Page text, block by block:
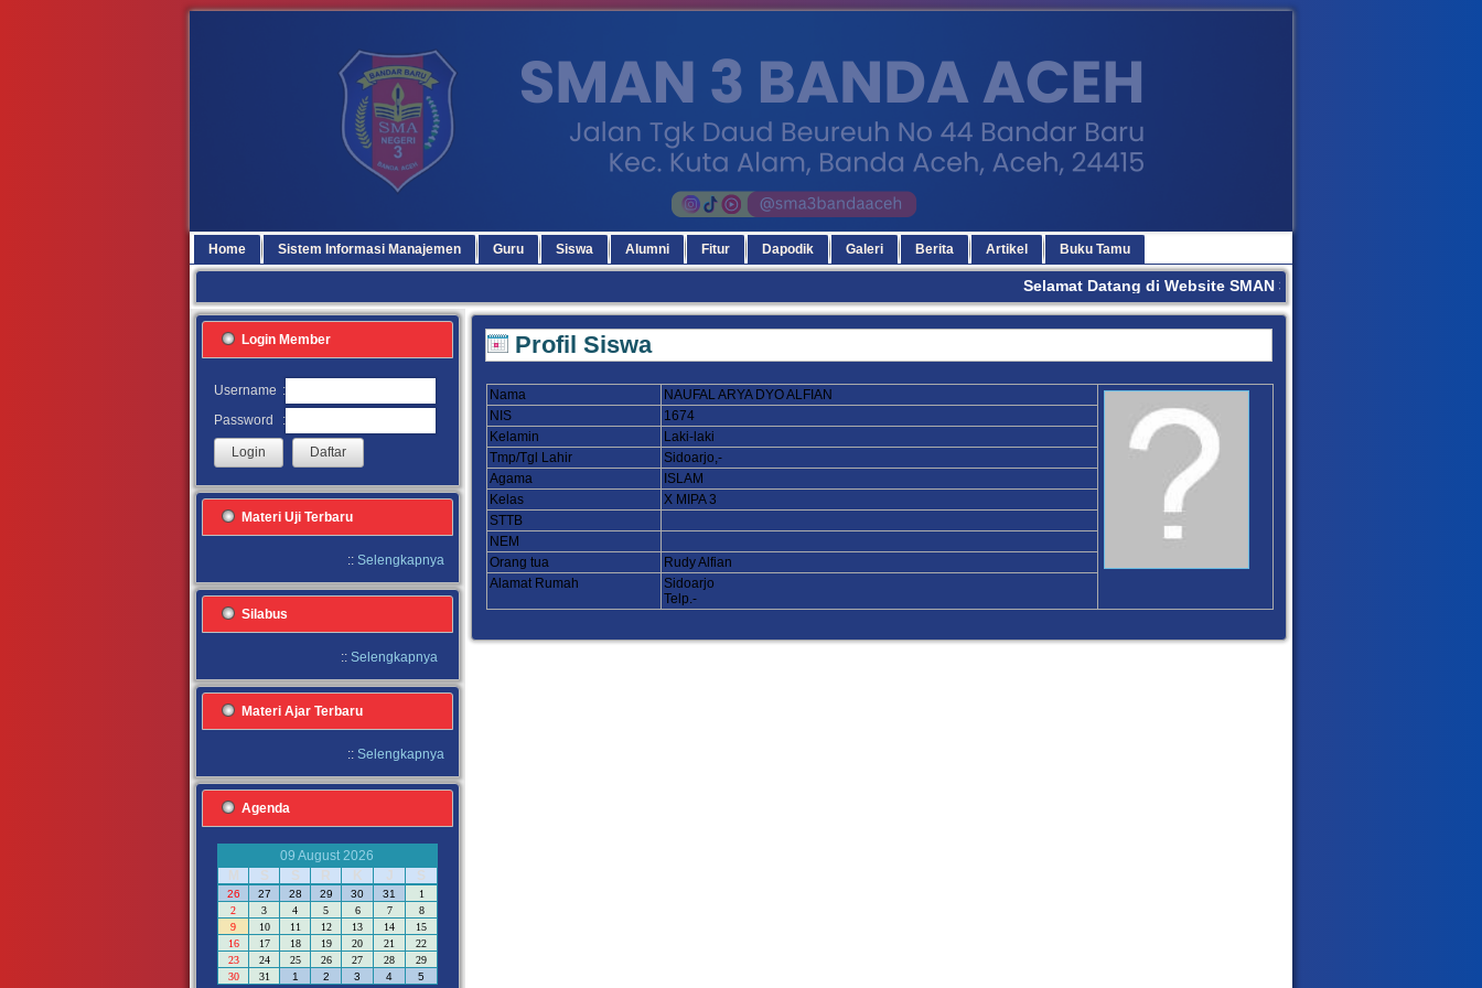
Home Sistem Informasi Manajemen Guru Siswa Alumni Fitur Dapodik Galeri Berita Artikel Buku Tamu
Selamat Datang di Website SMAN 3 BANDA ACEH. Terima
Login Member
Username :
Password
:
Materi Uji Terbaru
:: Selengkapnya
Silabus
:: Selengkapnya
Materi Ajar Terbaru
:: Selengkapnya
Agenda
09 August 2026
M
S S R K J S
26 27 28 29 30 31
1
2
3 4 5 6 7
8
9
10 11 12 13 14
15
16
17 18 19 20 21
22
23
24 25 26 27 28
29
30
31 1 2 3 4 5
Profil Siswa
Nama
NAUFAL ARYA DYO ALFIAN
NIS
1674
Kelamin
Laki-laki
Tmp/Tgl Lahir
Sidoarjo,-
Agama
ISLAM
Kelas
X MIPA 3
STTB
NEM
Orang tua
Rudy Alfian
Alamat Rumah
Sidoarjo
Telp.-